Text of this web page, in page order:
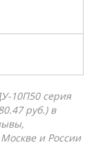
10П50 серия
руб.) в
и России